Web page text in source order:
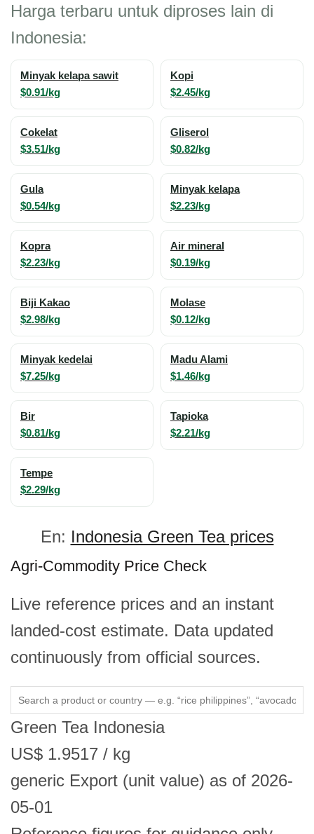
Harga terbaru untuk diproses lain di
Indonesia:
Minyak kelapa sawit
$0.91/kg
Kopi
$2.45/kg
Cokelat
$3.51/kg
Gliserol
$0.82/kg
Gula
$0.54/kg
Minyak kelapa
$2.23/kg
Kopra
$2.23/kg
Air mineral
$0.19/kg
Biji Kakao
$2.98/kg
Molase
$0.12/kg
Minyak kedelai
$7.25/kg
Madu Alami
$1.46/kg
Bir
$0.81/kg
Tapioka
$2.21/kg
Tempe
$2.29/kg
En: Indonesia Green Tea prices
Agri-Commodity Price Check
Live reference prices and an instant
landed-cost estimate. Data updated
continuously from official sources.
Green Tea Indonesia
US$ 1.9517 / kg
generic Export (unit value) as of 2026-
05-01